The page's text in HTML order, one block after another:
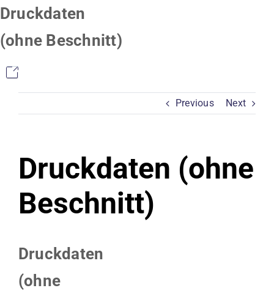
Skip
content
Druckdaten
(ohne Beschnitt)
Previous Next
Druckdaten (ohne
Beschnitt)
Druckdaten
(ohne